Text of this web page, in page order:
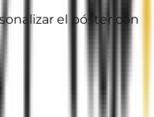
el póster con